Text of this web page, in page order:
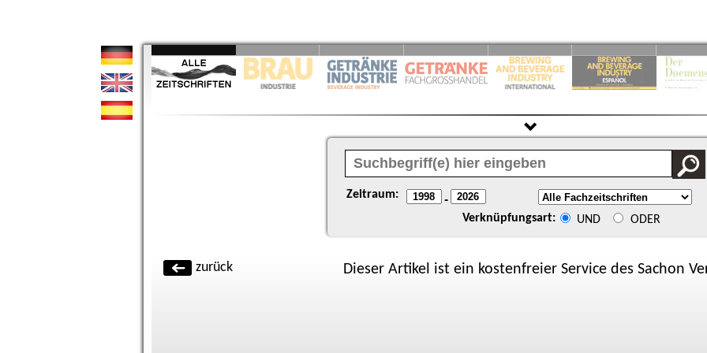
Zeitraum: -
Verknüpfungsart: UND ODER
zurück Dieser Artikel ist ein kostenfreier Service des Sachon